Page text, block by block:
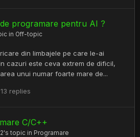
programare pentru AI ?
in Off-topic
din limbajele pe care le-ai
cazuri este ceva extrem de dificil,
unui numar foarte mare de...
13 replies
C/C++
's topic in Programare